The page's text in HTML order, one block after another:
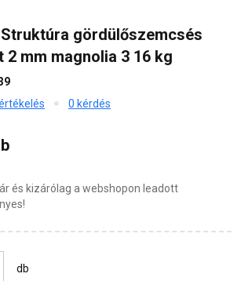
gördülőszemcsés
mm magnolia 3 16 kg
0 kérdés
és kizárólag a webshopon leadott
db